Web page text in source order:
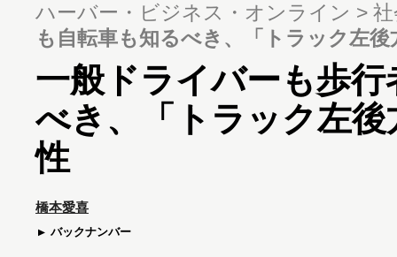
ハーバー・ビジネス・オンライン
も自転車も知るべき、「トラック左
一般ドライバーも歩
べき、「トラック左
性
橋本愛喜
バックナンバー